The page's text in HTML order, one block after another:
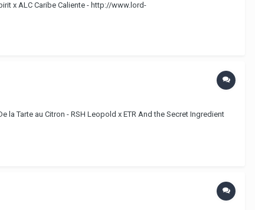
x ALC Caribe Caliente - http://www.lord-
la Tarte au Citron - RSH Leopold x ETR And the Secret Ingredient